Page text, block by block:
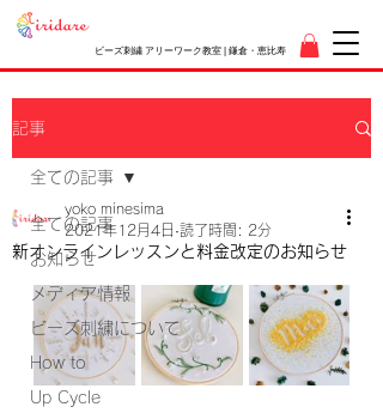
ビーズ刺繍 アリーワーク教室 | 鎌倉・恵比寿
記事
全ての記事
お知らせ
メディア情報
ビーズ刺繍について
How to
Up Cycle
全ての記事
新オンラインレッスンと料金改定のお知らせ
yoko minesima
2021年12月4日 読了時間: 2分